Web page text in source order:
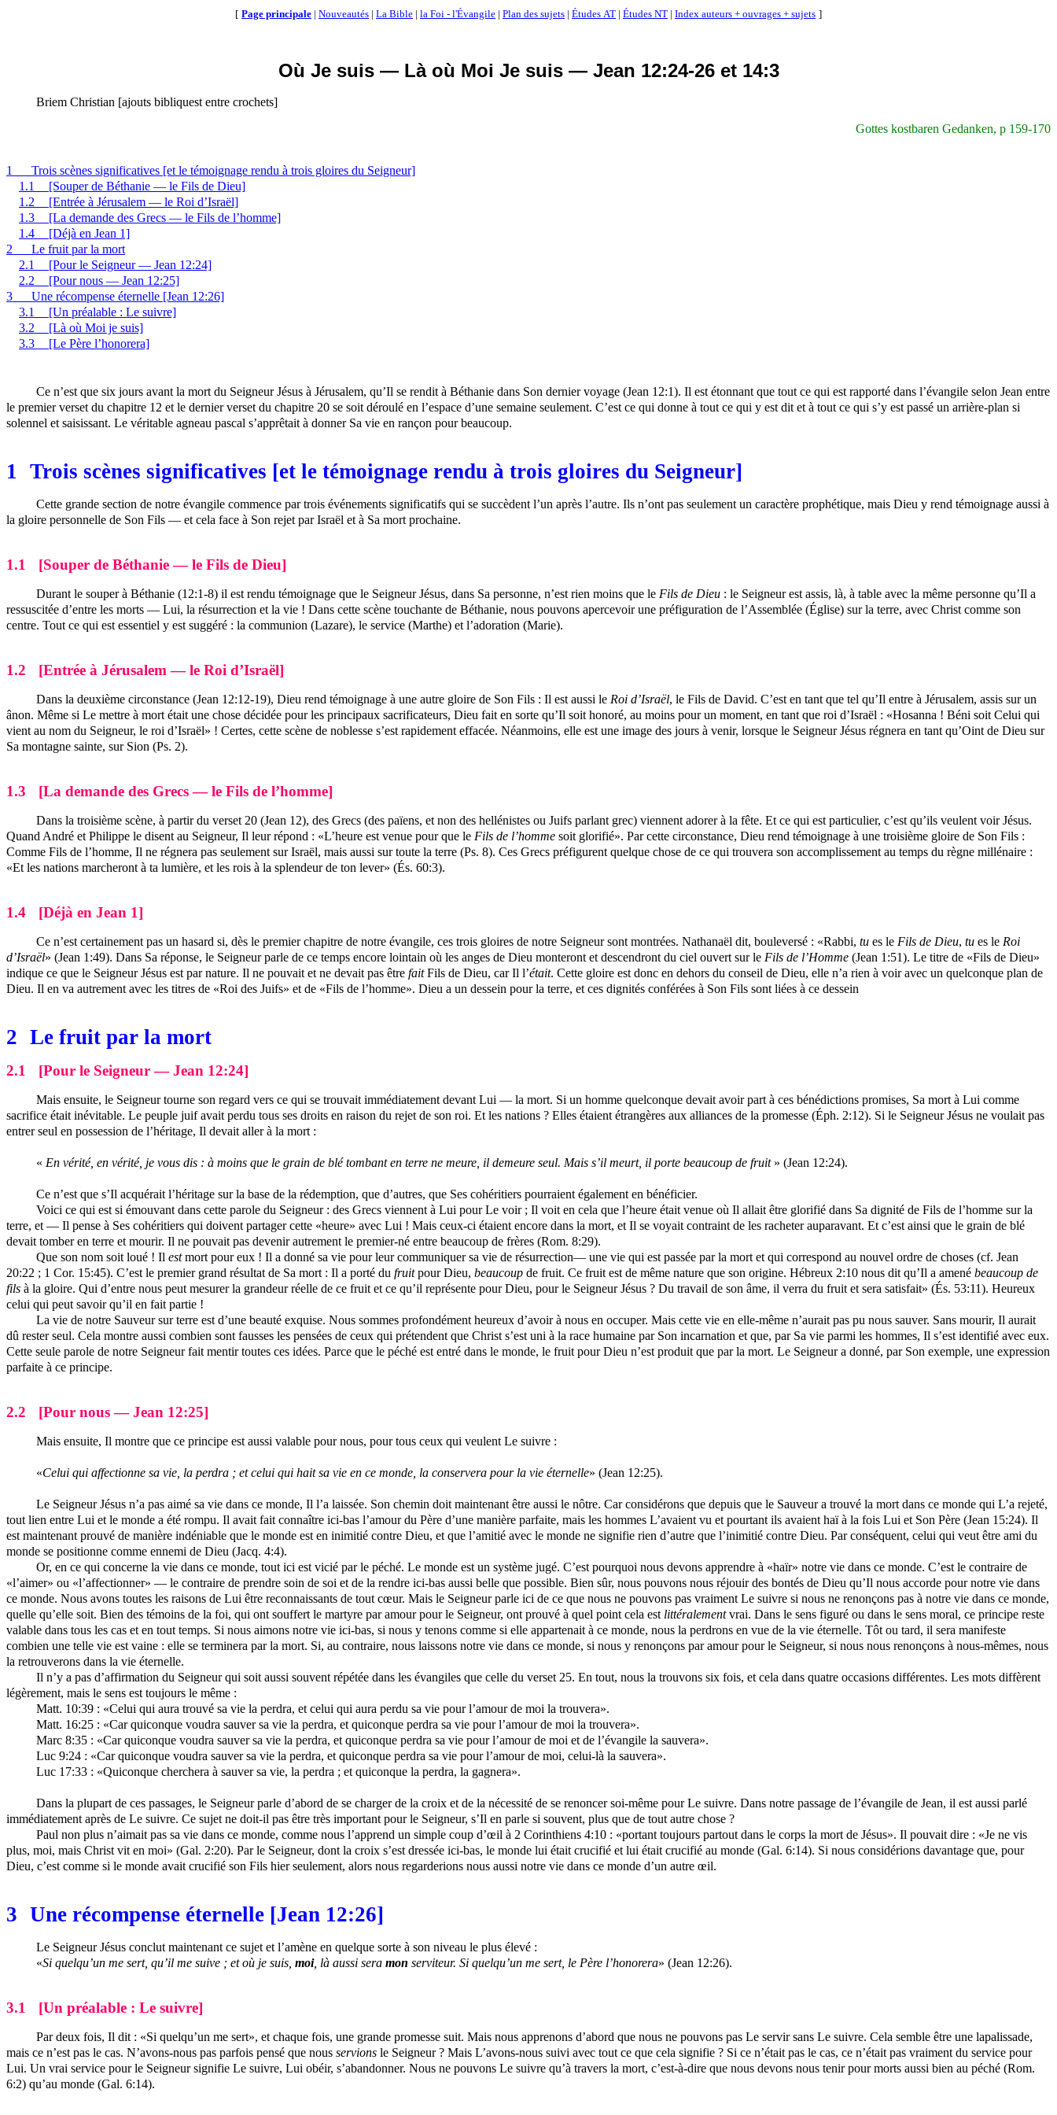
[ Page principale | Nouveautés | La Bible | la Foi - l'Évangile | Plan des sujets | Études AT | Études NT | Index auteurs + ouvrages + sujets ]
Où Je suis — Là où Moi Je suis — Jean 12:24-26 et 14:3
Briem Christian [ajouts bibliquest entre crochets]
Gottes kostbaren Gedanken, p 159-170
1
Trois scènes significatives [et le témoignage rendu à trois gloires du Seigneur]
1.1
[Souper de Béthanie — le Fils de Dieu]
1.2
[Entrée à Jérusalem — le Roi d’Israël]
1.3
[La demande des Grecs — le Fils de l’homme]
1.4
[Déjà en Jean 1]
2
Le fruit par la mort
2.1
[Pour le Seigneur — Jean 12:24]
2.2
[Pour nous — Jean 12:25]
3
Une récompense éternelle [Jean 12:26]
3.1
[Un préalable : Le suivre]
3.2
[Là où Moi je suis]
3.3
[Le Père l’honorera]
Ce n’est que six jours avant la mort du Seigneur Jésus à Jérusalem, qu’Il se rendit à Béthanie dans Son dernier voyage (Jean 12:1). Il est étonnant que tout ce qui est rapporté dans l’évangile selon Jean entre
le premier verset du chapitre 12 et le dernier verset du chapitre 20 se soit déroulé en l’espace d’une semaine seulement. C’est ce qui donne à tout ce qui y est dit et à tout ce qui s’y est passé un arrière-plan si
solennel et saisissant. Le véritable agneau pascal s’apprêtait à donner Sa vie en rançon pour beaucoup.
1 Trois scènes significatives [et le témoignage rendu à trois gloires du Seigneur]
Cette grande section de notre évangile commence par trois événements significatifs qui se succèdent l’un après l’autre. Ils n’ont pas seulement un caractère prophétique, mais Dieu y rend témoignage aussi à
la gloire personnelle de Son Fils — et cela face à Son rejet par Israël et à Sa mort prochaine.
1.1 [Souper de Béthanie — le Fils de Dieu]
Durant le souper à Béthanie (12:1-8) il est rendu témoignage que le Seigneur Jésus, dans Sa personne, n’est rien moins que le Fils de Dieu: le Seigneur est assis, là, à table avec la même personne qu’Il a
ressuscitée d’entre les morts — Lui, la résurrection et la vie ! Dans cette scène touchante de Béthanie, nous pouvons apercevoir une préfiguration de l’Assemblée (Église) sur la terre, avec Christ comme son
centre. Tout ce qui est essentiel y est suggéré : la communion (Lazare), le service (Marthe) et l’adoration (Marie).
1.2 [Entrée à Jérusalem — le Roi d’Israël]
Dans la deuxième circonstance (Jean 12:12-19), Dieu rend témoignage à une autre gloire de Son Fils : Il est aussi le Roi d’Israël, le Fils de David. C’est en tant que tel qu’Il entre à Jérusalem, assis sur un
ânon. Même si Le mettre à mort était une chose décidée pour les principaux sacrificateurs, Dieu fait en sorte qu’Il soit honoré, au moins pour un moment, en tant que roi d’Israël : «Hosanna ! Béni soit Celui qui
vient au nom du Seigneur, le roi d’Israël» ! Certes, cette scène de noblesse s’est rapidement effacée. Néanmoins, elle est une image des jours à venir, lorsque le Seigneur Jésus régnera en tant qu’Oint de Dieu sur
Sa montagne sainte, sur Sion (Ps. 2).
1.3 [La demande des Grecs — le Fils de l’homme]
Dans la troisième scène, à partir du verset 20 (Jean 12), des Grecs (des païens, et non des hellénistes ou Juifs parlant grec) viennent adorer à la fête. Et ce qui est particulier, c’est qu’ils veulent voir Jésus.
Quand André et Philippe le disent au Seigneur, Il leur répond : «L’heure est venue pour que le Fils de l’homme soit glorifié». Par cette circonstance, Dieu rend témoignage à une troisième gloire de Son Fils :
Comme Fils de l’homme, Il ne régnera pas seulement sur Israël, mais aussi sur toute la terre (Ps. 8). Ces Grecs préfigurent quelque chose de ce qui trouvera son accomplissement au temps du règne millénaire :
«Et les nations marcheront à ta lumière, et les rois à la splendeur de ton lever» (És. 60:3).
1.4 [Déjà en Jean 1]
Ce n’est certainement pas un hasard si, dès le premier chapitre de notre évangile, ces trois gloires de notre Seigneur sont montrées. Nathanaël dit, bouleversé : «Rabbi, tues le Fils de Dieu, tues le Roi
d’Israël» (Jean 1:49). Dans Sa réponse, le Seigneur parle de ce temps encore lointain où les anges de Dieu monteront et descendront du ciel ouvert sur le Fils de l’Homme (Jean 1:51). Le titre de «Fils de Dieu»
indique ce que le Seigneur Jésus est par nature. Il ne pouvait et ne devait pas être faitFils de Dieu, car Il l’était. Cette gloire est donc en dehors du conseil de Dieu, elle n’a rien à voir avec un quelconque plan de
Dieu. Il en va autrement avec les titres de «Roi des Juifs» et de «Fils de l’homme». Dieu a un dessein pour la terre, et ces dignités conférées à Son Fils sont liées à ce dessein
2 Le fruit par la mort
2.1 [Pour le Seigneur — Jean 12:24]
Mais ensuite, le Seigneur tourne son regard vers ce qui se trouvait immédiatement devant Lui — la mort. Si un homme quelconque devait avoir part à ces bénédictions promises, Sa mort à Lui comme
sacrifice était inévitable. Le peuple juif avait perdu tous ses droits en raison du rejet de son roi. Et les nations ? Elles étaient étrangères aux alliances de la promesse (Éph. 2:12). Si le Seigneur Jésus ne voulait pas
entrer seul en possession de l’héritage, Il devait aller à la mort :
« En vérité, en vérité, je vous dis : à moins que le grain de blé tombant en terre ne meure, il demeure seul. Mais s’il meurt, il porte beaucoup de fruit» (Jean 12:24).
Ce n’est que s’Il acquérait l’héritage sur la base de la rédemption, que d’autres, que Ses cohéritiers pourraient également en bénéficier.
Voici ce qui est si émouvant dans cette parole du Seigneur : des Grecs viennent à Lui pour Le voir ; Il voit en cela que l’heure était venue où Il allait être glorifié dans Sa dignité de Fils de l’homme sur la
terre, et — Il pense à Ses cohéritiers qui doivent partager cette «heure» avec Lui ! Mais ceux-ci étaient encore dans la mort, et Il se voyait contraint de les racheter auparavant. Et c’est ainsi que le grain de blé
devait tomber en terre et mourir. Il ne pouvait pas devenir autrement le premier-né entre beaucoup de frères (Rom. 8:29).
Que son nom soit loué ! Il estmort pour eux ! Il a donné sa vie pour leur communiquer sa vie de résurrection— une vie qui est passée par la mort et qui correspond au nouvel ordre de choses (cf. Jean
20:22 ; 1 Cor. 15:45). C’est le premier grand résultat de Sa mort : Il a porté du fruitpour Dieu, beaucoup de fruit. Ce fruit est de même nature que son origine. Hébreux 2:10 nous dit qu’Il a amené beaucoup de
fils à la gloire. Qui d’entre nous peut mesurer la grandeur réelle de ce fruit et ce qu’il représente pour Dieu, pour le Seigneur Jésus ? Du travail de son âme, il verra du fruit et sera satisfait» (És. 53:11). Heureux
celui qui peut savoir qu’il en fait partie !
La vie de notre Sauveur sur terre est d’une beauté exquise. Nous sommes profondément heureux d’avoir à nous en occuper. Mais cette vie en elle-même n’aurait pas pu nous sauver. Sans mourir, Il aurait
dû rester seul. Cela montre aussi combien sont fausses les pensées de ceux qui prétendent que Christ s’est uni à la race humaine par Son incarnation et que, par Sa vie parmi les hommes, Il s’est identifié avec eux.
Cette seule parole de notre Seigneur fait mentir toutes ces idées. Parce que le péché est entré dans le monde, le fruit pour Dieu n’est produit que par la mort. Le Seigneur a donné, par Son exemple, une expression
parfaite à ce principe.
2.2 [Pour nous — Jean 12:25]
Mais ensuite, Il montre que ce principe est aussi valable pour nous, pour tous ceux qui veulent Le suivre :
«Celui qui affectionne sa vie, la perdra ; et celui qui hait sa vie en ce monde, la conservera pour la vie éternelle» (Jean 12:25).
Le Seigneur Jésus n’a pas aimé sa vie dans ce monde, Il l’a laissée. Son chemin doit maintenant être aussi le nôtre. Car considérons que depuis que le Sauveur a trouvé la mort dans ce monde qui L’a rejeté,
tout lien entre Lui et le monde a été rompu. Il avait fait connaître ici-bas l’amour du Père d’une manière parfaite, mais les hommes L’avaient vu et pourtant ils avaient haï à la fois Lui et Son Père (Jean 15:24). Il
est maintenant prouvé de manière indéniable que le monde est en inimitié contre Dieu, et que l’amitié avec le monde ne signifie rien d’autre que l’inimitié contre Dieu. Par conséquent, celui qui veut être ami du
monde se positionne comme ennemi de Dieu (Jacq. 4:4).
Or, en ce qui concerne la vie dans ce monde, tout ici est vicié par le péché. Le monde est un système jugé. C’est pourquoi nous devons apprendre à «haïr» notre vie dans ce monde. C’est le contraire de
«l’aimer» ou «l’affectionner» — le contraire de prendre soin de soi et de la rendre ici-bas aussi belle que possible. Bien sûr, nous pouvons nous réjouir des bontés de Dieu qu’Il nous accorde pour notre vie dans
ce monde. Nous avons toutes les raisons de Lui être reconnaissants de tout cœur. Mais le Seigneur parle ici de ce que nous ne pouvons pas vraiment Le suivre si nous ne renonçons pas à notre vie dans ce monde,
quelle qu’elle soit. Bien des témoins de la foi, qui ont souffert le martyre par amour pour le Seigneur, ont prouvé à quel point cela est littéralementvrai. Dans le sens figuré ou dans le sens moral, ce principe reste
valable dans tous les cas et en tout temps. Si nous aimons notre vie ici-bas, si nous y tenons comme si elle appartenait à ce monde, nous la perdrons en vue de la vie éternelle. Tôt ou tard, il sera manifeste
combien une telle vie est vaine : elle se terminera par la mort. Si, au contraire, nous laissons notre vie dans ce monde, si nous y renonçons par amour pour le Seigneur, si nous nous renonçons à nous-mêmes, nous
la retrouverons dans la vie éternelle.
Il n’y a pas d’affirmation du Seigneur qui soit aussi souvent répétée dans les évangiles que celle du verset 25. En tout, nous la trouvons six fois, et cela dans quatre occasions différentes. Les mots diffèrent
légèrement, mais le sens est toujours le même :
Matt. 10:39 : «Celui qui aura trouvé sa vie la perdra, et celui qui aura perdu sa vie pour l’amour de moi la trouvera».
Matt. 16:25 : «Car quiconque voudra sauver sa vie la perdra, et quiconque perdra sa vie pour l’amour de moi la trouvera».
Marc 8:35 : «Car quiconque voudra sauver sa vie la perdra, et quiconque perdra sa vie pour l’amour de moi et de l’évangile la sauvera».
Luc 9:24 : «Car quiconque voudra sauver sa vie la perdra, et quiconque perdra sa vie pour l’amour de moi, celui-là la sauvera».
Luc 17:33 : «Quiconque cherchera à sauver sa vie, la perdra ; et quiconque la perdra, la gagnera».
Dans la plupart de ces passages, le Seigneur parle d’abord de se charger de la croix et de la nécessité de se renoncer soi-même pour Le suivre. Dans notre passage de l’évangile de Jean, il est aussi parlé
immédiatement après de Le suivre. Ce sujet ne doit-il pas être très important pour le Seigneur, s’Il en parle si souvent, plus que de tout autre chose ?
Paul non plus n’aimait pas sa vie dans ce monde, comme nous l’apprend un simple coup d’œil à 2 Corinthiens 4:10 : «portant toujours partout dans le corps la mort de Jésus». Il pouvait dire : «Je ne vis
plus, moi, mais Christ vit en moi» (Gal. 2:20). Par le Seigneur, dont la croix s’est dressée ici-bas, le monde lui était crucifié et lui était crucifié au monde (Gal. 6:14). Si nous considérions davantage que, pour
Dieu, c’est comme si le monde avait crucifié son Fils hier seulement, alors nous regarderions nous aussi notre vie dans ce monde d’un autre œil.
3 Une récompense éternelle [Jean 12:26]
Le Seigneur Jésus conclut maintenant ce sujet et l’amène en quelque sorte à son niveau le plus élevé :
«Si quelqu’un me sert, qu’il me suive ; et où je suis, moi, là aussi sera mon serviteur. Si quelqu’un me sert, le Père l’honorera» (Jean 12:26).
3.1 [Un préalable : Le suivre]
Par deux fois, Il dit : «Si quelqu’un me sert», et chaque fois, une grande promesse suit. Mais nous apprenons d’abord que nous ne pouvons pas Le servir sans Le suivre. Cela semble être une lapalissade,
mais ce n’est pas le cas. N’avons-nous pas parfois pensé que nous servions le Seigneur ? Mais L’avons-nous suivi avec tout ce que cela signifie ? Si ce n’était pas le cas, ce n’était pas vraiment du service pour
Lui. Un vrai service pour le Seigneur signifie Le suivre, Lui obéir, s’abandonner. Nous ne pouvons Le suivre qu’à travers la mort, c’est-à-dire que nous devons nous tenir pour morts aussi bien au péché (Rom.
6:2) qu’au monde (Gal. 6:14).